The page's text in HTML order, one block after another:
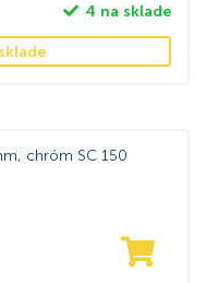
4 na sklade
chróm SC 150